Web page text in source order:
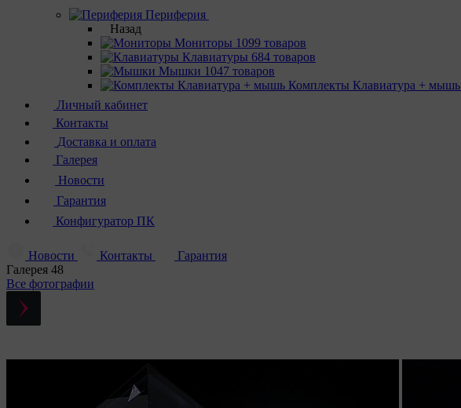
Периферия
Назад
Мониторы 1099 товаров
Клавиатуры 684 товаров
Мышки 1047 товаров
Комплекты Клавиатура + мышь
Личный кабинет
Контакты
Доставка и оплата
Галерея
Новости
Гарантия
Конфигуратор ПК
Новости Контакты
Гарантия
Галерея 48
Все фотографии